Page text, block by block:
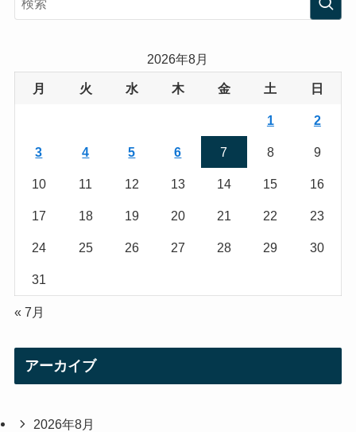
e
2026年8月
月 火 水 木 金 土 日
1 2
3 4 5 6 7 8 9
10 11 12 13 14 15 16
17 18 19 20 21 22 23
24 25 26 27 28 29 30
31
« 7月
アーカイブ
2026年8月